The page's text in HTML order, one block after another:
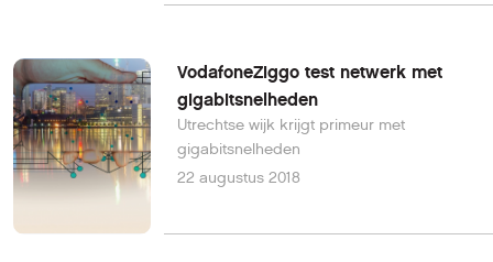
VodafoneZiggo test netwerk met
gigabitsnelheden
Utrechtse wijk krijgt primeur met
gigabitsnelheden
22 augustus 2018